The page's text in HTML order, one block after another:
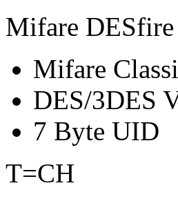
Mifare DESfire
Mifare
DES/3DES
7 Byte UID
T=CH